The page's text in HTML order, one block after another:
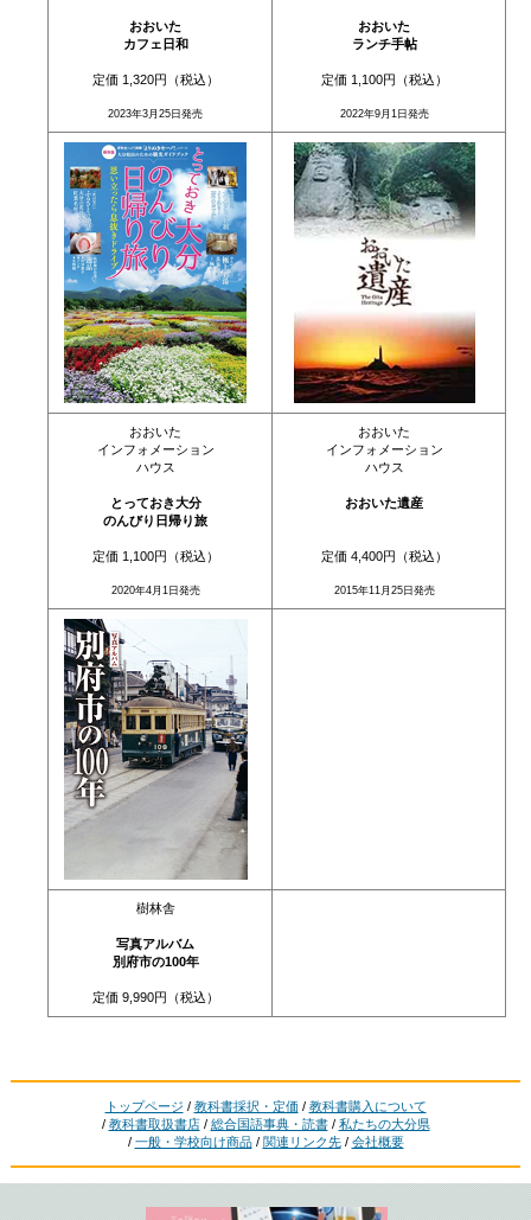
おおいた
カフェ日和
定価 1,320円（税込）
2023年3月25日発売
おおいた
ランチ手帖
定価 1,100円（税込）
2022年9月1日発売
おおいた
インフォメーション
ハウス
とっておき大分
のんびり日帰り旅
定価 1,100円（税込）
2020年4月1日発売
おおいた
インフォメーション
ハウス
おおいた遺産
定価 4,400円（税込）
2015年11月25日発売
樹林舎
写真アルバム
別府市の100年
定価 9,990円（税込）
トップページ / 教科書採択・定価 / 教科書購入について
/ 教科書取扱書店/ 総合国語事典・読書/ 私たちの大分県
/ 一般・学校向け商品/ 関連リンク先/ 会社概要